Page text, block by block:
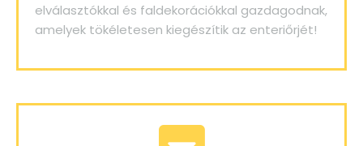
elválasztókkal és faldekorációkkal gazdagodnak,
amelyek tökéletesen kiegészítik az enteriőrjét!